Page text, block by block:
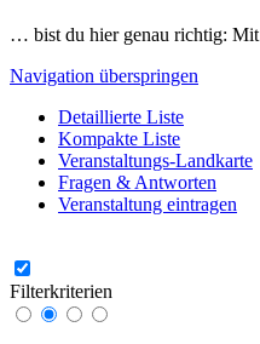
… bist du hier genau richtig: Mit
Navigation überspringen
Detaillierte Liste
Kompakte Liste
Veranstaltungs-Landkarte
Fragen & Antworten
Veranstaltung eintragen
Filterkriterien